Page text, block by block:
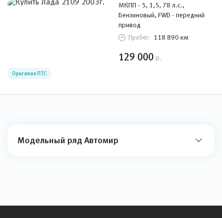
МКПП - 5, 1,5, 78 л.с.,
Бензиновый, FWD - передний
привод
Пробег: 118 890 км
129 000 р.
Оригинал ПТС
Модельный ряд Автомир